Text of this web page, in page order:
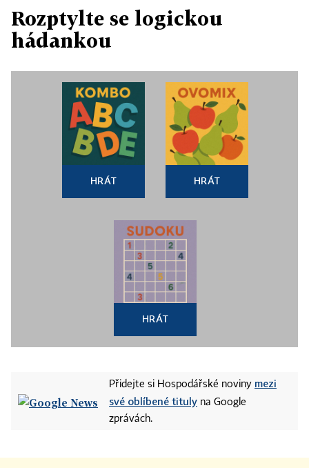
Rozptylte se logickou
hádankou
HRÁT HRÁT
HRÁT
Přidejte si Hospodářské noviny mezi
své oblíbené tituly na Google
zprávách.